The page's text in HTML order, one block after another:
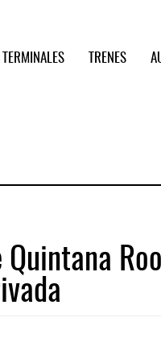
TERMINALES TRENES
Quintana
Puerto Lázaro Cárdenas ...